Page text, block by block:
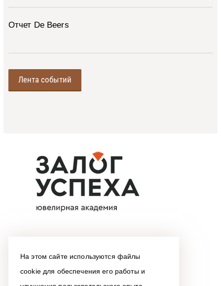
На этом сайте используются файлы
cookie для обеспечения его работы и
Отчет De Beers
Лента событий